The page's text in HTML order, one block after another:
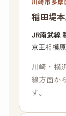
稲田堤
JR南武線
京王相模
川崎・横
線方面か
す。